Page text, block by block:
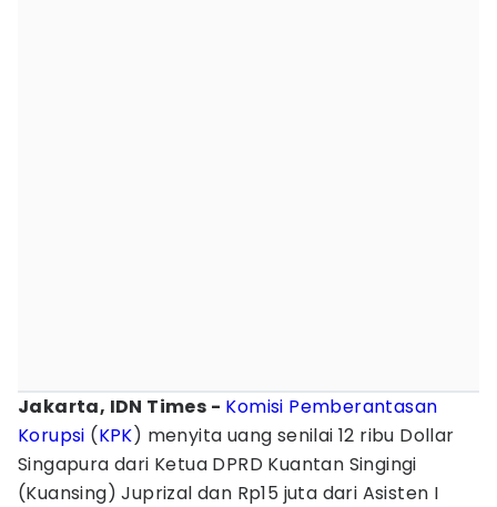
Jakarta, IDN Times - Komisi Pemberantasan
Korupsi (KPK) menyita uang senilai 12 ribu Dollar
Singapura dari Ketua DPRD Kuantan Singingi
(Kuansing) Juprizal dan Rp15 juta dari Asisten I